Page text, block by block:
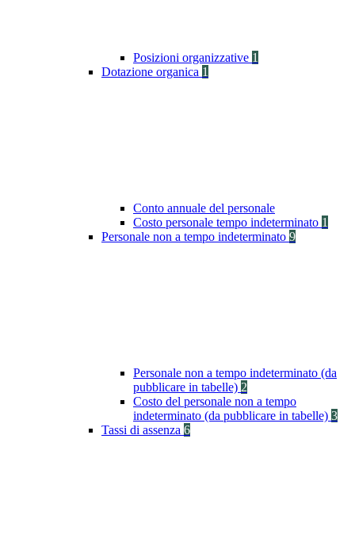
Posizioni organizzative 1
Dotazione organica 1
Conto annuale del personale
Costo personale tempo indeterminato 1
Personale non a tempo indeterminato 9
Personale non a tempo indeterminato (da
pubblicare in tabelle) 2
Costo del personale non a tempo
indeterminato (da pubblicare in tabelle) 3
Tassi di assenza 6